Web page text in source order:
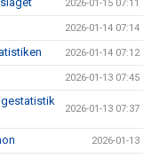
2026-01-15 07:11
2026-01-14 07:14
2026-01-14 07:12
2026-01-13 07:45
2026-01-13 07:37
2026-01-13